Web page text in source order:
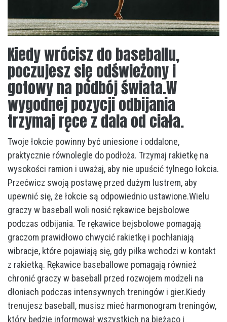
Kiedy wrócisz do baseballu,
poczujesz się odświeżony i
gotowy na podbój świata.W
wygodnej pozycji odbijania
trzymaj ręce z dala od ciała.
Twoje łokcie powinny być uniesione i oddalone,
praktycznie równolegle do podłoża. Trzymaj rakietkę na
wysokości ramion i uważaj, aby nie upuścić tylnego łokcia.
Przećwicz swoją postawę przed dużym lustrem, aby
upewnić się, że łokcie są odpowiednio ustawione.Wielu
graczy w baseball woli nosić rękawice bejsbolowe
podczas odbijania. Te rękawice bejsbolowe pomagają
graczom prawidłowo chwycić rakietkę i pochłaniają
wibracje, które pojawiają się, gdy piłka wchodzi w kontakt
z rakietką. Rękawice baseballowe pomagają również
chronić graczy w baseball przed rozwojem modzeli na
dłoniach podczas intensywnych treningów i gier.Kiedy
trenujesz baseball, musisz mieć harmonogram treningów,
który będzie informował wszystkich na bieżąco i